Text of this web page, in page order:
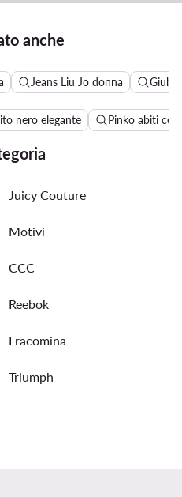
anche
Jeans Liu Jo donna
nero elegante Pinko abiti
Juicy Couture
Motivi
CCC
Reebok
Fracomina
Triumph